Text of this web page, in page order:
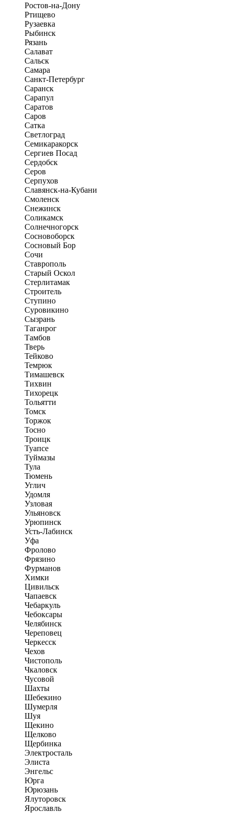
Ростов-на-Дону
Ртищево
Рузаевка
Рыбинск
Рязань
Салават
Сальск
Самара
Санкт-Петербург
Саранск
Сарапул
Саратов
Саров
Сатка
Светлоград
Семикаракорск
Сергиев Посад
Сердобск
Серов
Серпухов
Славянск-на-Кубани
Смоленск
Снежинск
Соликамск
Солнечногорск
Сосновоборск
Сосновый Бор
Сочи
Ставрополь
Старый Оскол
Стерлитамак
Строитель
Ступино
Суровикино
Сызрань
Таганрог
Тамбов
Тверь
Тейково
Темрюк
Тимашевск
Тихвин
Тихорецк
Тольятти
Томск
Торжок
Тосно
Троицк
Туапсе
Туймазы
Тула
Тюмень
Углич
Удомля
Узловая
Ульяновск
Урюпинск
Усть-Лабинск
Уфа
Фролово
Фрязино
Фурманов
Химки
Цивильск
Чапаевск
Чебаркуль
Чебоксары
Челябинск
Череповец
Черкесск
Чехов
Чистополь
Чкаловск
Чусовой
Шахты
Шебекино
Шумерля
Шуя
Щекино
Щелково
Щербинка
Электросталь
Элиста
Энгельс
Юрга
Юрюзань
Ялуторовск
Ярославль